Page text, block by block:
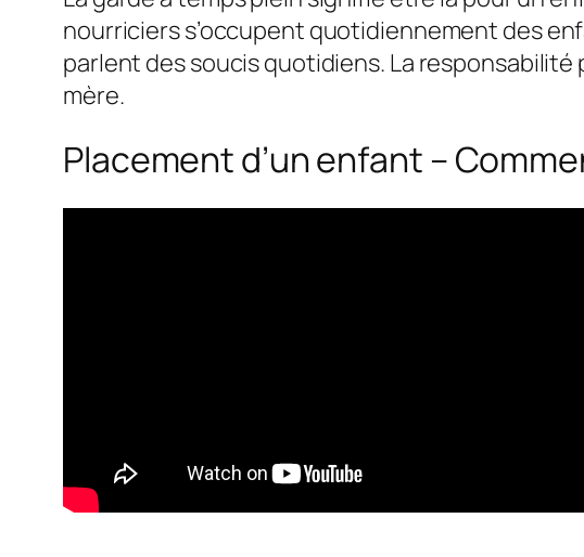
nourriciers s’occupent quotidiennement des
parlent des soucis quotidiens. La responsabilité
mère.
Placement d’un enfant –